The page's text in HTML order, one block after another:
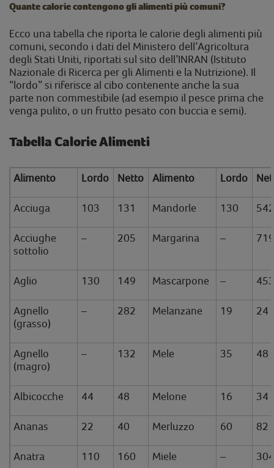
Quante calorie contengono gli alimenti più comuni?
Ecco una tabella che riporta le calorie degli alimenti più
comuni, secondo i dati del Ministero dell’Agricoltura
degli Stati Uniti, riportati sul sito dell’INRAN (Istituto
Nazionale di Ricerca per gli Alimenti e la Nutrizione). Il
“lordo” si riferisce al cibo contenente anche la sua
parte non commestibile (ad esempio il pesce prima che
venga pulito, o un frutto pesato con buccia e semi).
Tabella Calorie Alimenti
Alimento Lordo Netto Alimento Lordo
Acciuga 103 131 Mandorle 130
Acciughe
sottolio
– 205 Margarina –
Aglio 130 149 Mascarpone –
Agnello
(grasso)
– 282 Melanzane 19 24
Agnello
(magro)
– 132 Mele 35 48
Albicocche 44 48 Melone 16 34
Ananas 22 40 Merluzzo 60 82
Anatra 110 160 Miele –